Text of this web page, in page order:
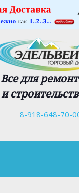
Все для
и
8-918-648-70-